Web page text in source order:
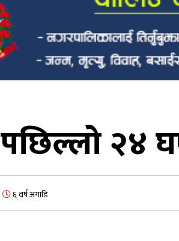
पछिल्लो २४
६ वर्ष अगाडि